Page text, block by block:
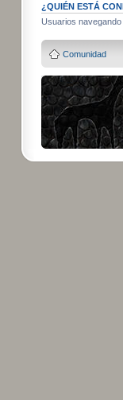
¿QUIÉN ESTÁ
Usuarios
Comunidad